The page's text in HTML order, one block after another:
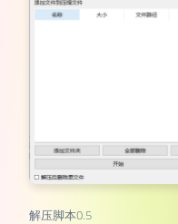
解压脚本0.5